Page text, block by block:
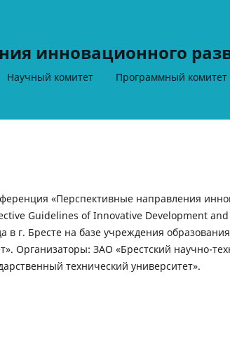
инновационного
Научный комитет Программный комитет
«Перспективные направления
Guidelines of Innovative Development
в г. Бресте на базе учреждения
Организаторы: ЗАО «Брестский научно-
технический университет».